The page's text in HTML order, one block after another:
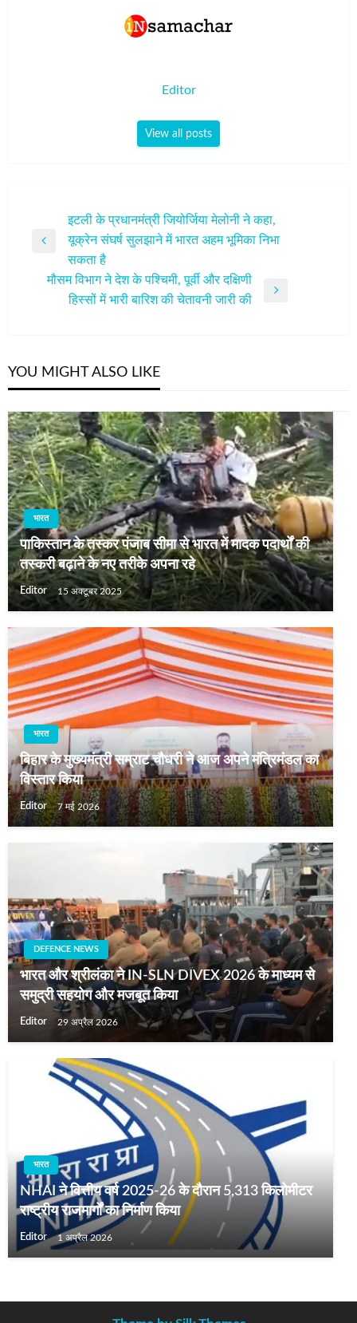
Editor
View all posts
नेविगेशन
Previous
इटली के प्रधानमंत्री जियोर्जिया मेलोनी ने कहा,
यूक्रेन संघर्ष सुलझाने में भारत अहम भूमिका निभा
सकता है
मौसम विभाग ने देश के पश्चिमी, पूर्वी और दक्षिणी
हिस्सों में भारी बारिश की चेतावनी जारी की
YOU MIGHT ALSO LIKE
भारत
पाकिस्तान के तस्कर पंजाब सीमा से भारत में मादक पदार्थों की
तस्करी बढ़ाने के नए तरीके अपना रहे
Editor 15 अक्टूबर 2025
भारत
बिहार के मुख्यमंत्री सम्राट चौधरी ने आज अपने मंत्रिमंडल का
विस्तार किया
Editor 7 मई 2026
DEFENCE NEWS
भारत और श्रीलंका ने IN-SLN DIVEX 2026 के माध्यम से
समुद्री सहयोग और मजबूत किया
Editor 29 अप्रैल 2026
भारत
NHAI ने वित्तीय वर्ष 2025-26 के दौरान 5,313 किलोमीटर
राष्ट्रीय राजमार्गों का निर्माण किया
Editor 1 अप्रैल 2026